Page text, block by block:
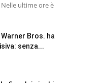
ultime ore è
Bros. ha
senza...